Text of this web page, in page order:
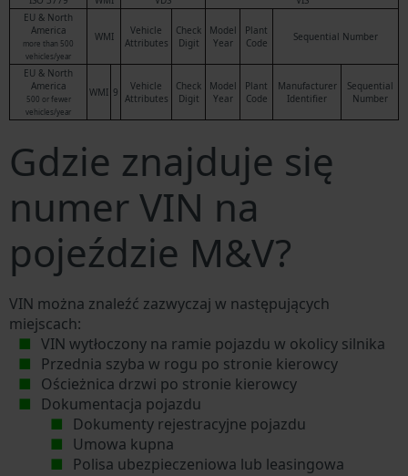
EU & North
America
more than 500
vehicles/year
WMI
Vehicle
Attributes
Check
Digit
Model
Year
Plant
Code
Sequential Number
EU & North
America
500 or fewer
vehicles/year
WMI 9
Vehicle
Attributes
Check
Digit
Model
Year
Plant
Code
Manufacturer
Identifier
Sequential
Number
Gdzie znajduje się
numer VIN na
pojeździe M&V?
VIN można znaleźć zazwyczaj w następujących
miejscach:
VIN wytłoczony na ramie pojazdu w okolicy silnika
Przednia szyba w rogu po stronie kierowcy
Ościeżnica drzwi po stronie kierowcy
Dokumentacja pojazdu
Dokumenty rejestracyjne pojazdu
Umowa kupna
Polisa ubezpieczeniowa lub leasingowa